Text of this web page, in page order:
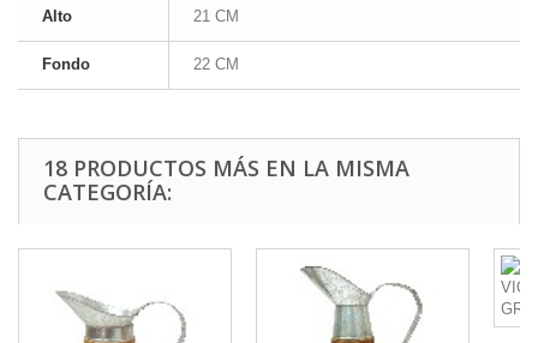
Alto 21 CM
Fondo 22 CM
18 PRODUCTOS MÁS EN LA MISMA
CATEGORÍA: